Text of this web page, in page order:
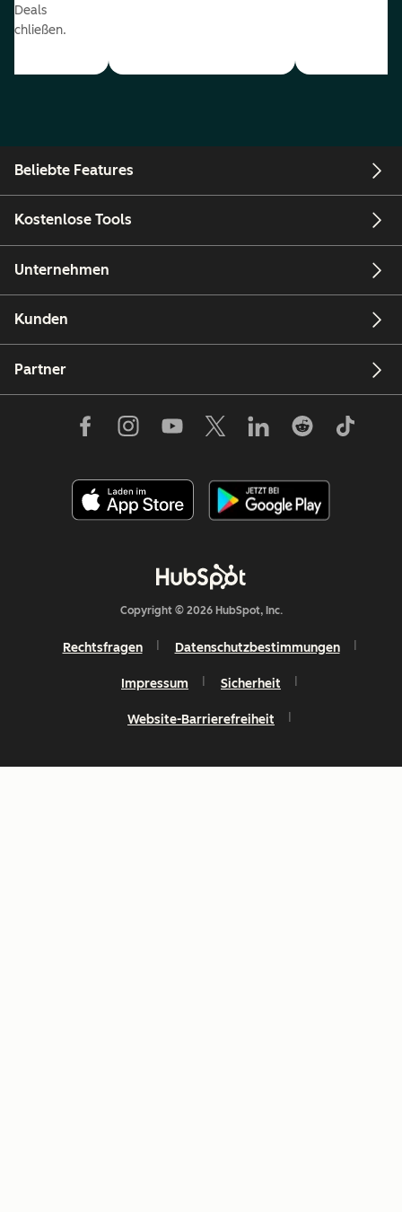
Deals
Beliebte Features
Kostenlose Tools
Unternehmen
Kunden
Partner
Copyright © 2026 HubSpot, Inc.
Rechtsfragen Datenschutzbestimmungen
Impressum Sicherheit
Website-Barrierefreiheit